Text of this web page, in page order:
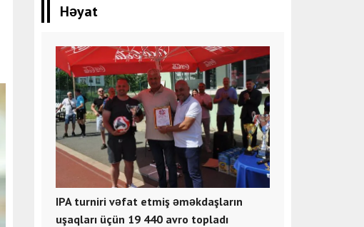
Həyat
IPA turniri vəfat etmiş əməkdaşların
uşaqları üçün 19 440 avro topladı